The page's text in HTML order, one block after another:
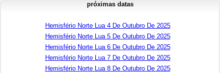
próximas datas
Hemisfério Norte Lua 4 De Outubro De 2025
Hemisfério Norte Lua 5 De Outubro De 2025
Hemisfério Norte Lua 6 De Outubro De 2025
Hemisfério Norte Lua 7 De Outubro De 2025
Hemisfério Norte Lua 8 De Outubro De 2025